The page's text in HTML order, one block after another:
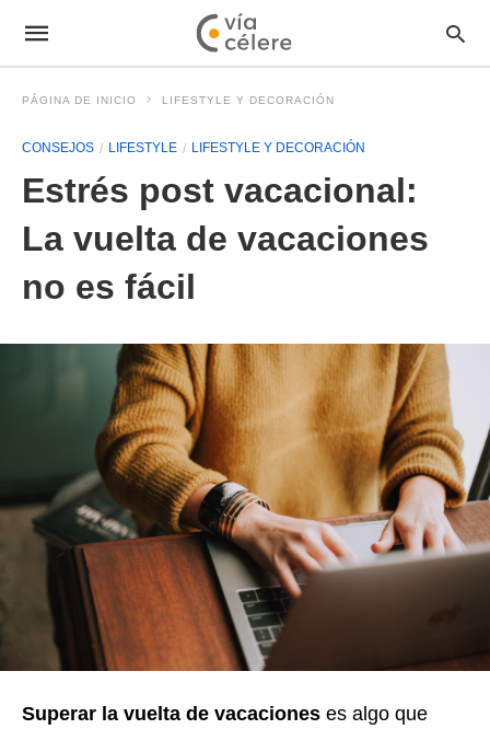
PÁGINA DE INICIO LIFESTYLE Y DECORACIÓN
CONSEJOS LIFESTYLE LIFESTYLE Y DECORACIÓN
Estrés post vacacional:
La vuelta de vacaciones
no es fácil
Superar la vuelta de vacaciones es algo que